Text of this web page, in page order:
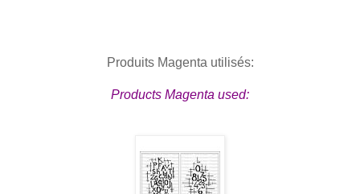
Produits Magenta utilisés:
Products Magenta used: